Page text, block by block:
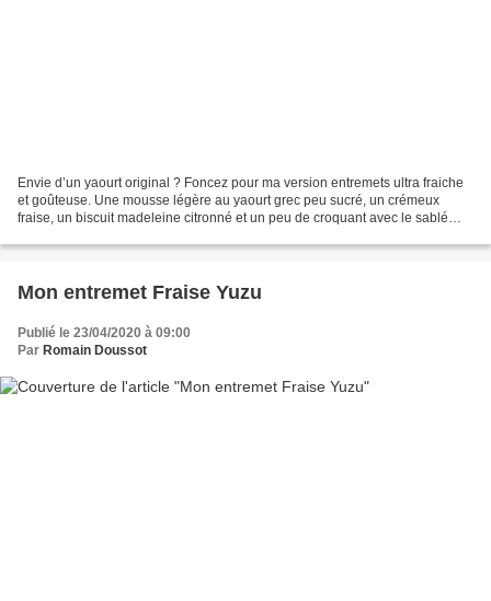
Envie d’un yaourt original ? Foncez pour ma version entremets ultra fraiche
et goûteuse. Une mousse légère au yaourt grec peu sucré, un crémeux
fraise, un biscuit madeleine citronné et un peu de croquant avec le sablé
Mon entremet Fraise Yuzu
Publié le 23/04/2020 à 09:00
Par Romain Doussot